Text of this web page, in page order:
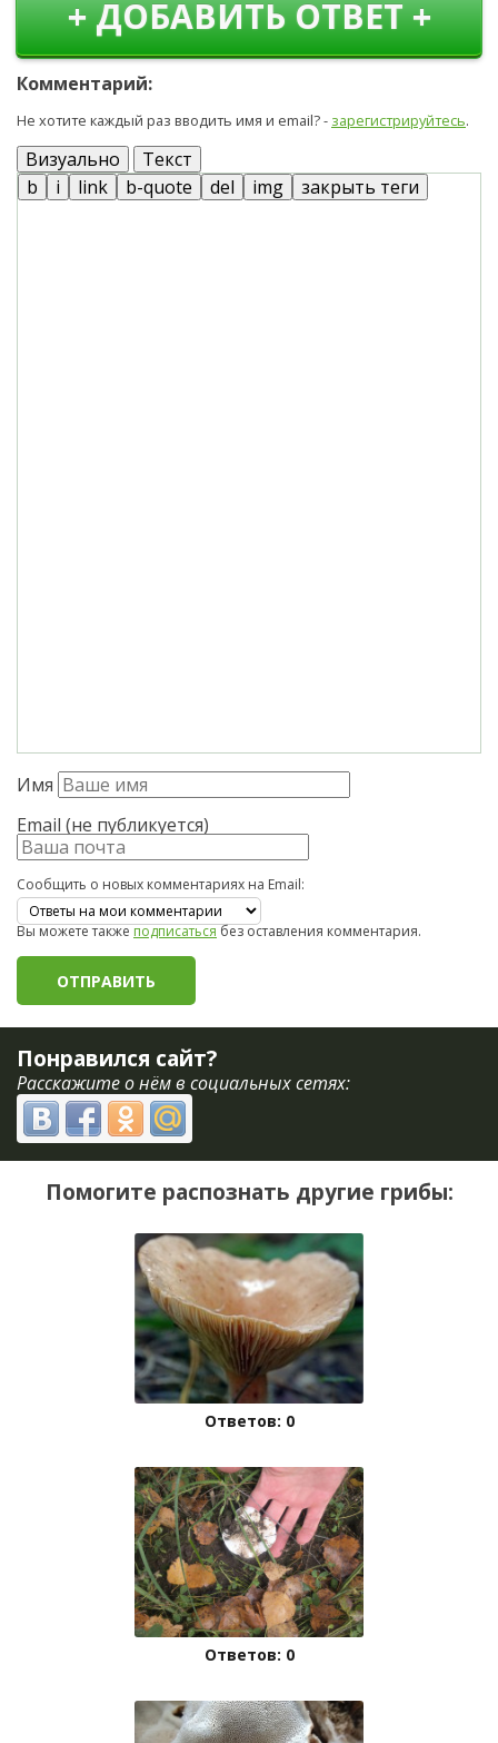
+ ДОБАВИТЬ ОТВЕТ +
Комментарий:
Не хотите каждый раз вводить имя и email? - зарегистрируйтесь.
Визуально Текст
Имя
Email (не публикуется)
Сообщить о новых комментариях на Email:
Вы можете такжеподписатьсябез оставления комментария.
Понравился сайт?
Расскажите о нём в социальных сетях:
Помогите распознать другие грибы:
Ответов: 0
Ответов: 0